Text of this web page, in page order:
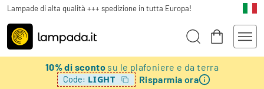
Lampade di alta qualità +++ spedizione in tutta Europa!
10% di sconto su le plafoniere e da terra
Code: LIGHT Risparmia ora